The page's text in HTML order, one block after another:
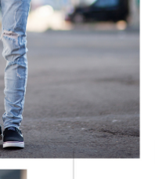
視為交易完成。
但若您需要取消訂單，請聯絡
視為有效，需透過AFTEE先享
結帳頁面顯示為準，若有關於
問，請聯繫「AFTEE先享後付
support/home
先享後付」服務完成之交
並將交易相關給付款項請求債
費
費
費